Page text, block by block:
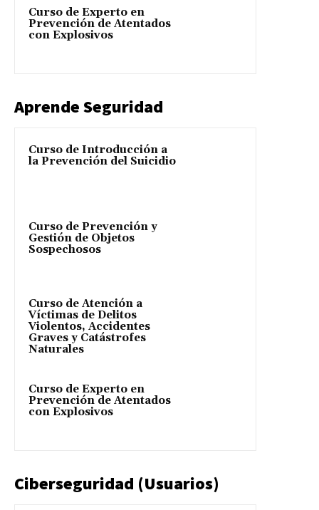
Curso de Experto en
Prevención de Atentados
con Explosivos
Aprende Seguridad
Curso de Introducción a
la Prevención del Suicidio
Curso de Prevención y
Gestión de Objetos
Sospechosos
Curso de Atención a
Víctimas de Delitos
Violentos, Accidentes
Graves y Catástrofes
Naturales
Curso de Experto en
Prevención de Atentados
con Explosivos
Ciberseguridad (Usuarios)